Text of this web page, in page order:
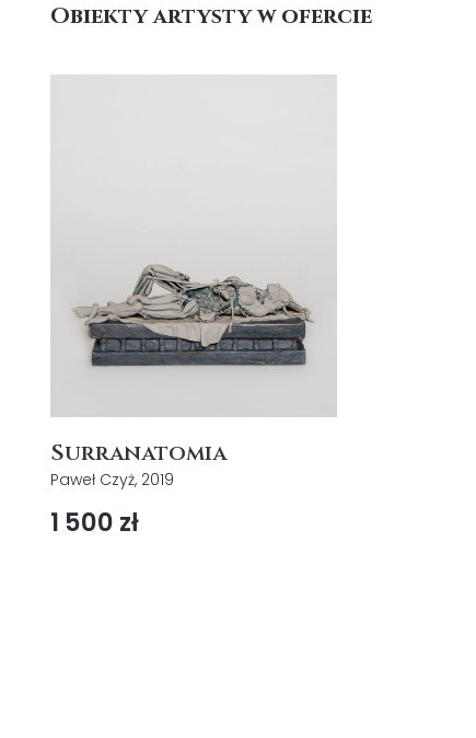
Obiekty artysty w ofercie
Surranatomia
Paweł Czyż, 2019
1 500 zł